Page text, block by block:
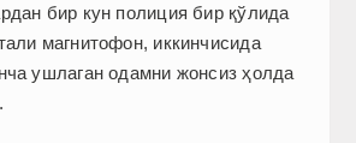
бир кун полиция бир қўлида
магнитофон, иккинчисида
ушлаган одамни жонсиз ҳолда